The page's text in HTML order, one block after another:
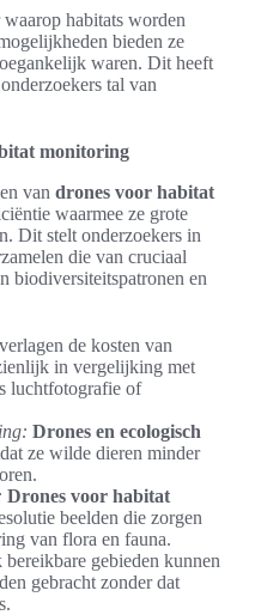
habitats worden
bieden ze
waren. Dit heeft
tal van
monitoring
van drones voor habitat
waarmee ze grote
Dit stelt onderzoekers in
die van cruciaal
biodiversiteitspatronen en
de kosten van
in vergelijking met
luchtfotografie of
Drones en ecologisch
ze wilde dieren minder
Drones voor habitat
beelden die zorgen
van flora en fauna.
gebieden kunnen
gebracht zonder dat